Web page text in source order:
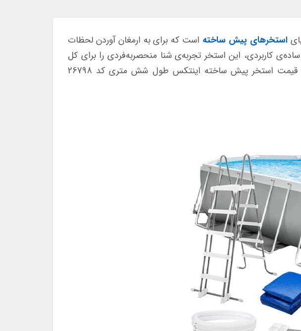
استخرهای پیش ساخته است که برای به ارمغان آوردن لحظات
کاربردی، این استخر تجربه‌ی شنا منحصربه‌فردی را برای کل
خانواده فراهم می‌کند. در این مقاله به بررسی نکات برجسته و عوامل تاثیر گذار بر قیمت استخر پیش ساخته اینتکس طول شش متری کد 26798